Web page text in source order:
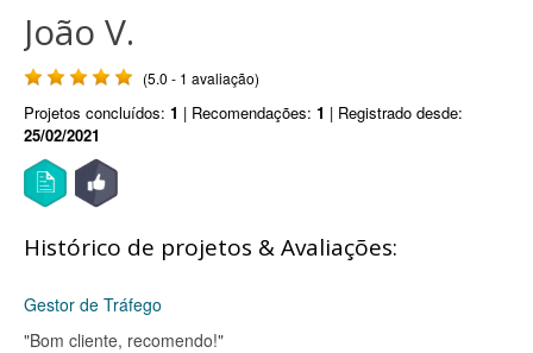
João V.
(5.0 - 1 avaliação)
Projetos concluídos: 1 | Recomendações: 1 | Registrado desde:
25/02/2021
Histórico de projetos & Avaliações:
Gestor de Tráfego
"Bom cliente, recomendo!"